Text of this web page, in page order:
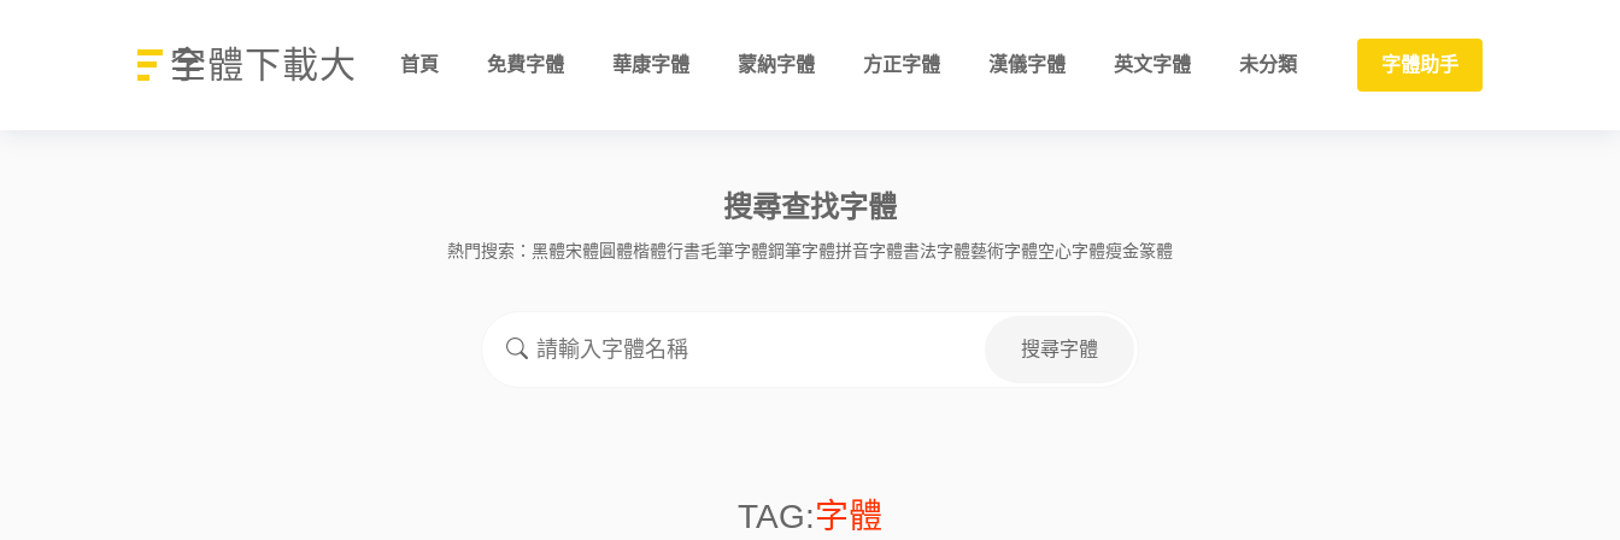
字體下載大全 首頁 免費字體 華康字體 蒙納字體 方正字體 漢儀字體 英文字體 未分類 字體助手
搜尋查找字體
熱門搜索： 黑體宋體圓體楷體行書毛筆字體鋼筆字體拼音字體書法字體藝術字體空心字體瘦金篆體
TAG:字體